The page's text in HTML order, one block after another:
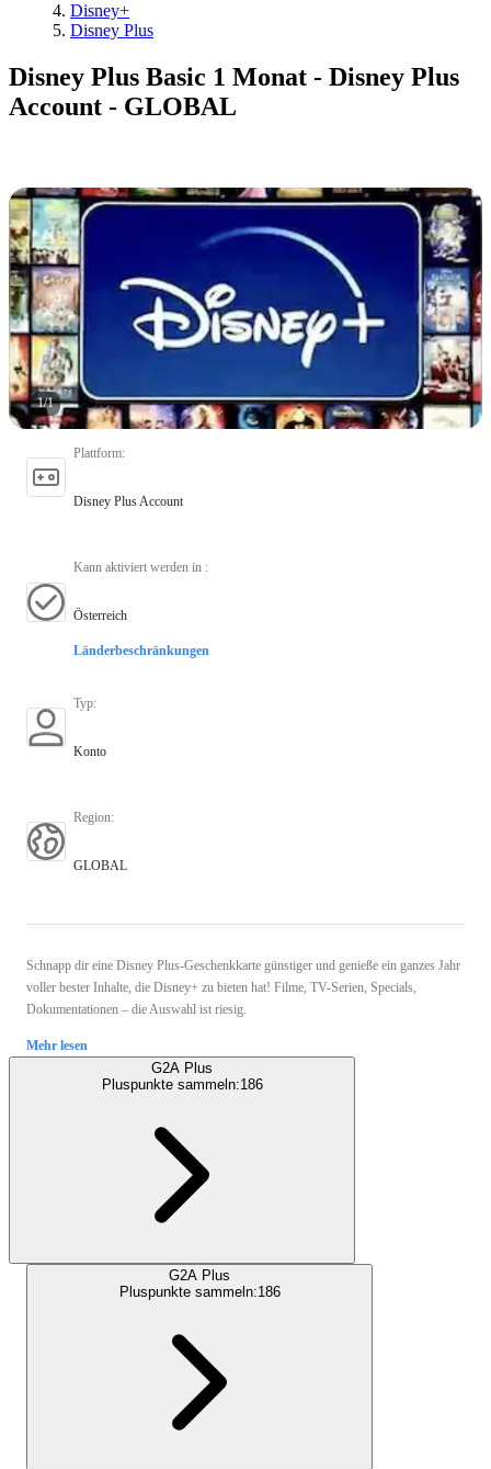
Disney+
Disney Plus
Disney Plus Basic 1 Monat - Disney Plus
Account - GLOBAL
1/1
Plattform:
Disney Plus Account
Kann aktiviert werden in :
Österreich
Länderbeschränkungen
Typ:
Konto
Region:
GLOBAL
Schnapp dir eine Disney Plus-Geschenkkarte günstiger und genieße ein ganzes Jahr
voller bester Inhalte, die Disney+ zu bieten hat! Filme, TV-Serien, Specials,
Dokumentationen – die Auswahl ist riesig.
Mehr lesen
G2A Plus
Pluspunkte sammeln:186
G2A Plus
Pluspunkte sammeln:186